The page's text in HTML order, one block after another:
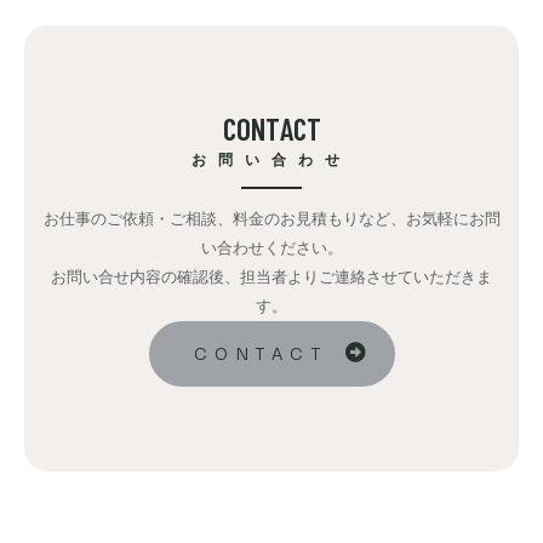
CONTACT
お問い合わせ
お仕事のご依頼・ご相談、料金のお見積もりなど、お気軽にお問
い合わせください。
お問い合せ内容の確認後、担当者よりご連絡させていただきま
す。
CONTACT